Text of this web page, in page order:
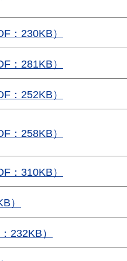
：230KB）
：281KB）
：252KB）
：258KB）
：310KB）
）
232KB）